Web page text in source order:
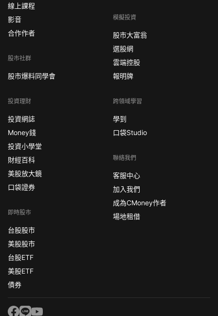
線上課程
影音
合作作者
股市社群
股市爆料同學會
投資理財
投資網誌
Money錢
投資小學堂
財經百科
美股放大鏡
口袋證券
即時股市
台股股市
美股股市
台股ETF
美股ETF
債券
模擬投資
股市大富翁
選股網
雲端控股
報明牌
跨領域學習
學到
口袋Studio
聯絡我們
客服中心
加入我們
成為CMoney作者
場地租借